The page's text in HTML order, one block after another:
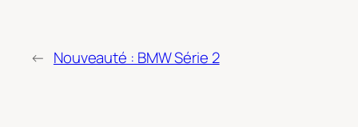
← Nouveauté : BMW Série 2